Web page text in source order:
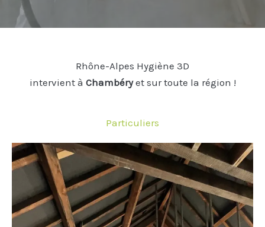
Rhône-Alpes Hygiène 3D
intervient à Chambéryet sur toute la région !
Particuliers